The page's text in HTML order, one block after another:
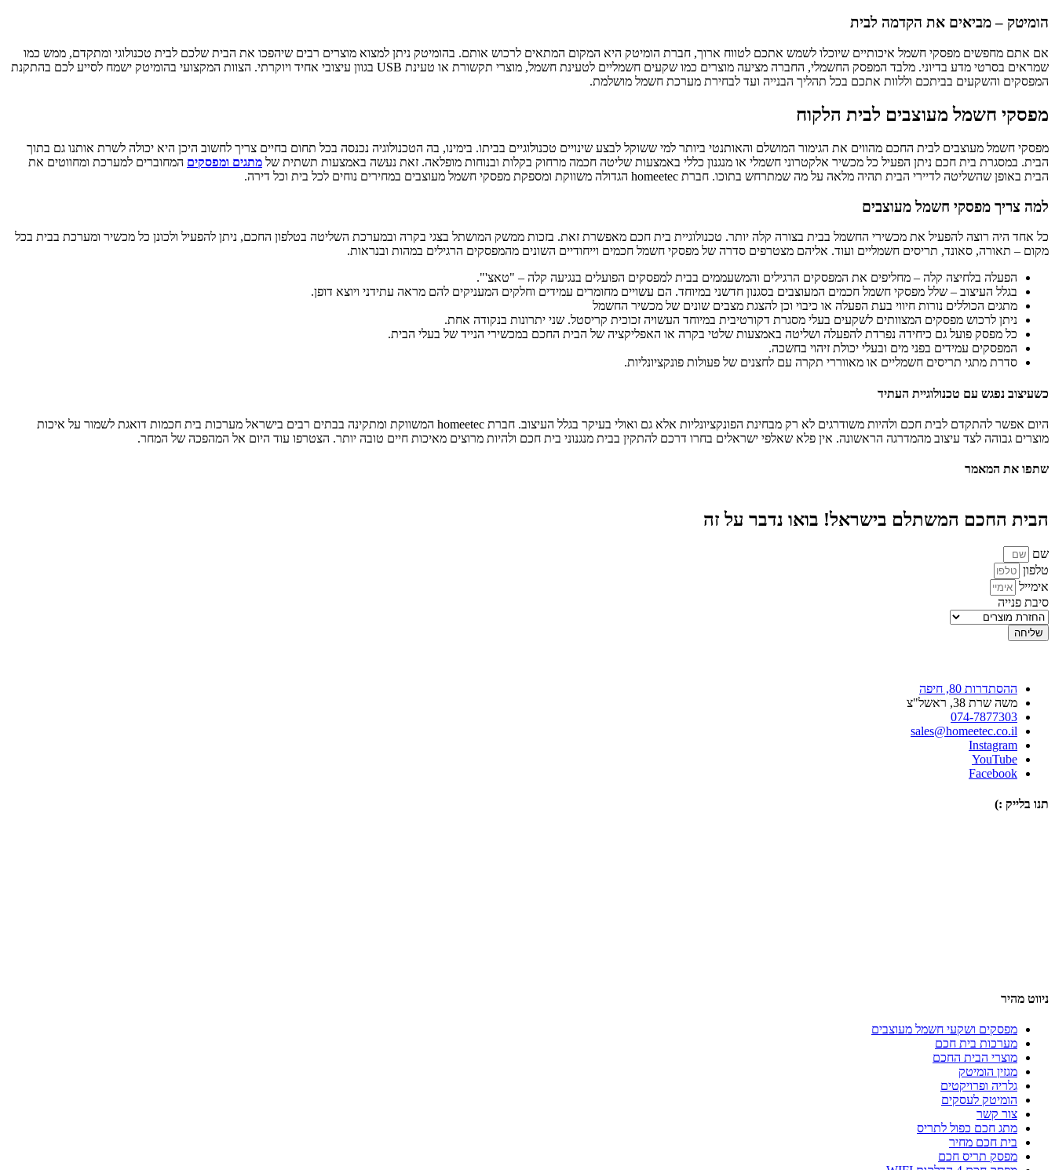
הומיטק – מביאים את הקדמה לבית
אם אתם מחפשים מפסקי חשמל איכותיים שיוכלו לשמש אתכם לטווח ארוך, חברת הומיטק היא המקום המתאים לרכוש אותם. בהומיטק ניתן למצוא מוצרים רבים שיהפכו את הבית שלכם לבית טכנולוגי ומתקדם, ממש כמו
שמראים בסרטי מדע בדיוני. מלבד המפסק החשמלי, החברה מציעה מוצרים כמו שקעים חשמליים לטעינת חשמל, מוצרי תקשורת או טעינת USB בגוון עיצובי אחיד ויוקרתי. הצוות המקצועי בהומיטק ישמח לסייע לכם בהתקנת
המפסקים והשקעים בביתכם וללוות אתכם בכל תהליך הבנייה ועד לבחירת מערכת חשמל מושלמת.
מפסקי חשמל מעוצבים לבית הלקוח
מפסקי חשמל מעוצבים לבית החכם מהווים את הגימור המושלם והאותנטי ביותר למי ששוקל לבצע שינויים טכנולוגיים בביתו. בימינו, בה הטכנולוגיה נכנסה בכל תחום בחיים צריך לחשוב היכן היא יכולה לשרת אותנו גם בתוך
הבית. במסגרת בית חכם ניתן הפעיל כל מכשיר אלקטרוני חשמלי או מנגנון כללי באמצעות שליטה חכמה מרחוק בקלות ובנוחות מופלאה. זאת נעשה באמצעות תשתית של מתגים ומפסקים המחוברים למערכת ומחווטים את
הבית באופן שהשליטה לדיירי הבית תהיה מלאה על מה שמתרחש בתוכו. חברת homeetec הגדולה משווקת ומספקת מפסקי חשמל מעוצבים במחירים נוחים לכל בית וכל דירה.
למה צריך מפסקי חשמל מעוצבים
כל אחד היה רוצה להפעיל את מכשירי החשמל בבית בצורה קלה יותר. טכנולוגיית בית חכם מאפשרת זאת. בזכות ממשק המושתל בצגי בקרה ובמערכת השליטה בטלפון החכם, ניתן להפעיל ולכונן כל מכשיר ומערכת בבית בכל
מקום – תאורה, סאונד, תריסים חשמליים ועוד. אליהם מצטרפים סדרה של מפסקי חשמל חכמים וייחודיים השונים מהמפסקים הרגילים במהות ובנראות.
הפעלה בלחיצה קלה – מחליפים את המפסקים הרגילים והמשעממים בבית למפסקים הפועלים בנגיעה קלה – "טאצ'".
בגלל העיצוב – שלל מפסקי חשמל חכמים המעוצבים בסגנון חדשני במיוחד. הם עשויים מחומרים עמידים וחלקים המעניקים להם מראה עתידני ויוצא דופן.
מתגים הכוללים נורות חיווי בעת הפעלה או כיבוי וכן להצגת מצבים שונים של מכשיר החשמל
ניתן לרכוש מפסקים המצוותים לשקעים בעלי מסגרת דקורטיבית במיוחד העשויה זכוכית קריסטל. שני יתרונות בנקודה אחת.
כל מפסק פועל גם כיחידה נפרדת להפעלה ושליטה באמצעות שלטי בקרה או האפליקציה של הבית החכם במכשירי הנייד של בעלי הבית.
המפסקים עמידים בפני מים ובעלי יכולת זיהוי בחשכה.
סדרת מתגי תריסים חשמליים או מאווררי תקרה עם לחצנים של פעולות פונקציונליות.
כשעיצוב נפגש עם טכנולוגיית העתיד
היום אפשר להתקדם לבית חכם ולהיות משודרגים לא רק מבחינת הפונקציונליות אלא גם ואולי בעיקר בגלל העיצוב. חברת homeetec המשווקת ומתקינה בבתים רבים בישראל מערכות בית חכמות דואגת לשמור על איכות
מוצרים גבוהה לצד עיצוב מהמדרגה הראשונה. אין פלא שאלפי ישראלים בחרו דרכם להתקין בבית מנגנוני בית חכם ולהיות מרוצים מאיכות חיים טובה יותר. הצטרפו עוד היום אל המהפכה של המחר.
שתפו את המאמר
הבית החכם המשתלם בישראל! בואו נדבר על זה
שם
טלפון
אימייל
סיבת פנייה
שליחה
ההסתדרות 80, חיפה
משה שרת 38, ראשל"צ
074-7877303
sales@homeetec.co.il
Instagram
YouTube
Facebook
תנו בלייק :)
ניווט מהיר
מפסקים ושקעי חשמל מעוצבים
מערכות בית חכם
מוצרי הבית החכם
מגזין הומיטק
גלריה ופרויקטים
הומיטק לעסקים
צור קשר
מתג חכם כפול לתריס
בית חכם מחיר
מפסק תריס חכם